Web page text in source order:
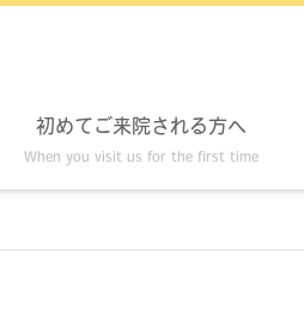
初めてご来院される方へ
When you visit us for the first time